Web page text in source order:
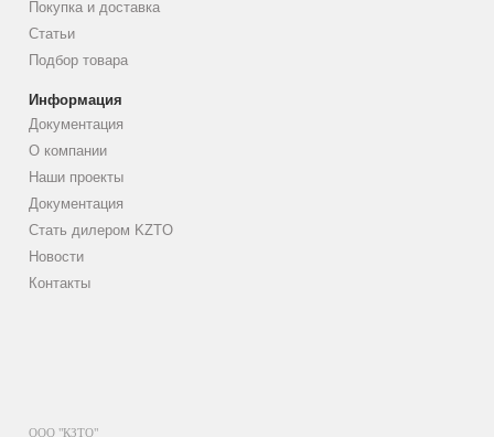
Покупка и доставка
Статьи
Подбор товара
Информация
Документация
О компании
Наши проекты
Документация
Стать дилером KZTO
Новости
Контакты
ООО "КЗТО"